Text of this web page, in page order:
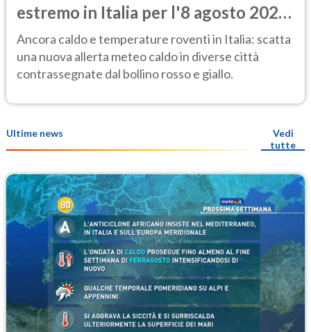
estremo in Italia per l'8 agosto 2026:
le città a rischio per il Ministero della
Salute
Ancora caldo e temperature roventi in Italia: scatta
una nuova allerta meteo caldo in diverse città
contrassegnate dal bollino rosso e giallo.
Ultime news
Vedi
tutte